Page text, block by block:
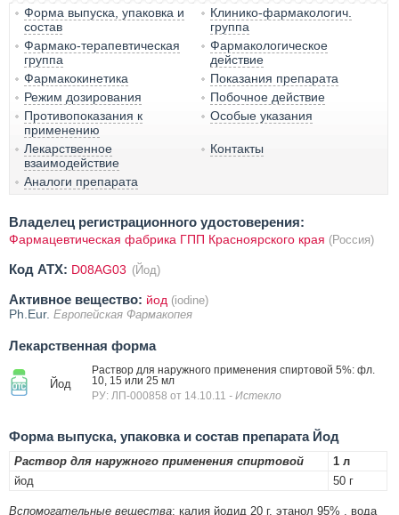
Форма выпуска, упаковка и
состав
Клинико-фармакологич.
группа
Фармако-терапевтическая
группа
Фармакологическое
действие
Фармакокинетика
Показания препарата
Режим дозирования
Побочное действие
Противопоказания к
применению
Особые указания
Лекарственное
взаимодействие
Контакты
Аналоги препарата
Владелец регистрационного удостоверения:
Фармацевтическая фабрика ГПП Красноярского края (Россия)
Код ATX: D08AG03 (Йод)
Активное вещество: йод (iodine)
Ph.Eur. Европейская Фармакопея
Лекарственная форма
Йод
Раствор для наружного применения спиртовой 5%: фл.
10, 15 или 25 мл
РУ: ЛП-000858 от 14.10.11 - Истекло
Форма выпуска, упаковка и состав препарата Йод
Раствор для наружного применения спиртовой
1 л
йод
50 г
Вспомогательные вещества: калия йодид 20 г, этанол 95% , вода